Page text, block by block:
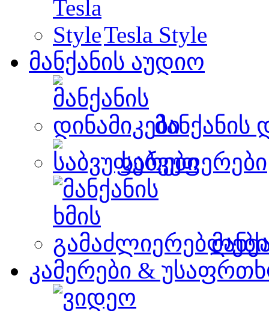
Tesla Style
მანქანის აუდიო
მანქანის
საბვუფერები
კამერები &